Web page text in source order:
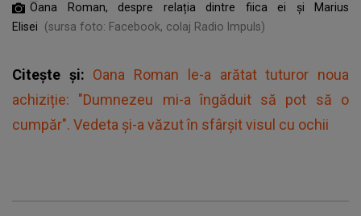
Oana Roman, despre relația dintre fiica ei și Marius
Elisei
(sursa foto: Facebook, colaj Radio Impuls)
Citește și: Oana Roman le-a arătat tuturor noua
achiziție: "Dumnezeu mi-a îngăduit să pot să o
cumpăr". Vedeta și-a văzut în sfârșit visul cu ochii